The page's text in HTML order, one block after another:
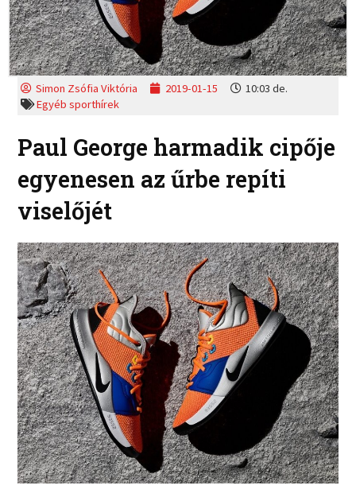
Simon Zsófia Viktória 2019-01-15
10:03 de.
Egyéb sporthírek
Paul George harmadik cipője
egyenesen az űrbe repíti
viselőjét